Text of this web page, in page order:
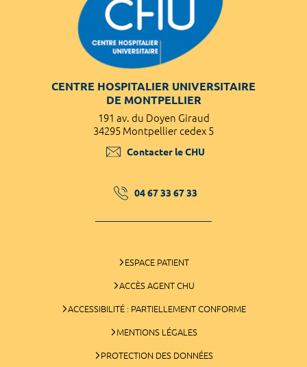
CENTRE HOSPITALIER UNIVERSITAIRE
DE MONTPELLIER
191 av. du Doyen Giraud
34295 Montpellier cedex 5
Contacter le CHU
04 67 33 67 33
ESPACE PATIENT
ACCÈS AGENT CHU
ACCESSIBILITÉ : PARTIELLEMENT CONFORME
MENTIONS LÉGALES
PROTECTION DES DONNÉES